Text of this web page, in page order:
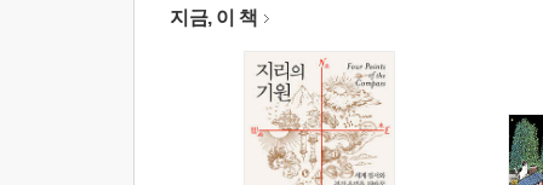
지금, 이 책